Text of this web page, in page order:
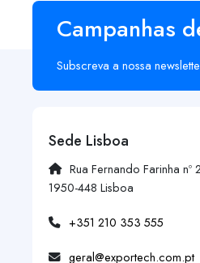
Campanhas
Subscreva a nossa
Sede Lisboa
Rua Fernando Farinha
1950-448 Lisboa
+351 210 353 555
geral@exportech.com.pt